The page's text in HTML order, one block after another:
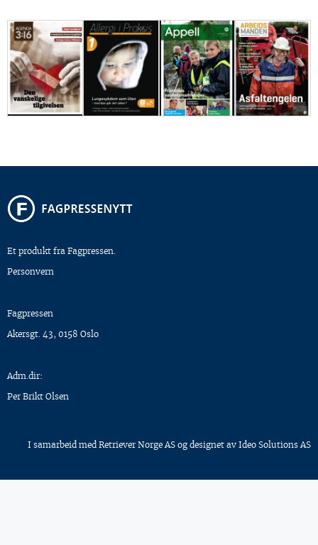
Et produkt fra Fagpressen.
Personvern
Fagpressen
Akersgt. 43, 0158 Oslo
Adm.dir:
Per Brikt Olsen
I samarbeid med Retriever Norge AS og designet av Ideo Solutions AS